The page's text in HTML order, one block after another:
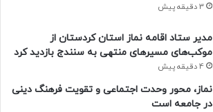
3 دقیقه پیش
مدیر ستاد اقامه نماز استان کردستان از
موکب‌های مسیرهای منتهی به سنندج بازدید کرد
4 دقیقه پیش
نماز، محور وحدت اجتماعی و تقویت فرهنگ دینی
در جامعه است